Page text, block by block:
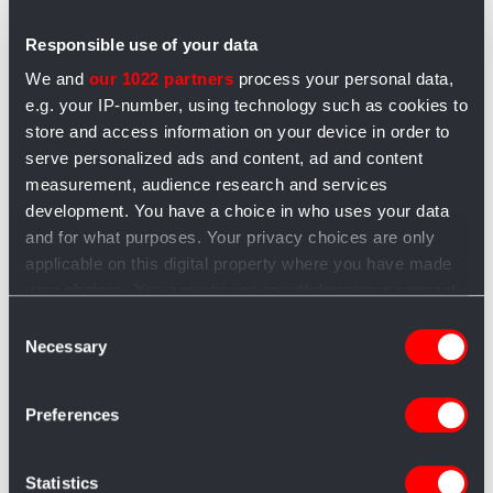
Responsible use of your data
We and our 1022 partners process your personal data,
e.g. your IP-number, using technology such as cookies to
store and access information on your device in order to
serve personalized ads and content, ad and content
measurement, audience research and services
development. You have a choice in who uses your data
and for what purposes. Your privacy choices are only
applicable on this digital property where you have made
the Privacy trigger icon.
Collect information about your geographical
meters
Selection
Necessary
Preferences
Statistics
salumi toscani, ma anche, tornando sulla carne suina,
piacentini, la bresaola. Non fatevi scappare il
lardo di
Colonnata
IGP e la mortadella. Molti di questi salumi
sono gluten free e dunque adatti anche a chi ha la
celiaca.